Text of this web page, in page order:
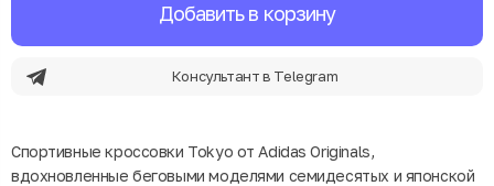
Добавить в корзину
Консультант в Telegram
Спортивные кроссовки Tokyo от Adidas Originals,
вдохновленные беговыми моделями семидесятых и японской